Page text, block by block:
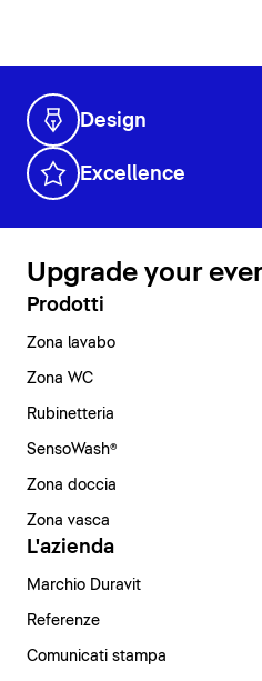
Design
Excellence
Upgrade your
Prodotti
Zona lavabo
Zona WC
Rubinetteria
SensoWash®
Zona doccia
Zona vasca
L'azienda
Marchio Duravit
Referenze
Comunicati stampa